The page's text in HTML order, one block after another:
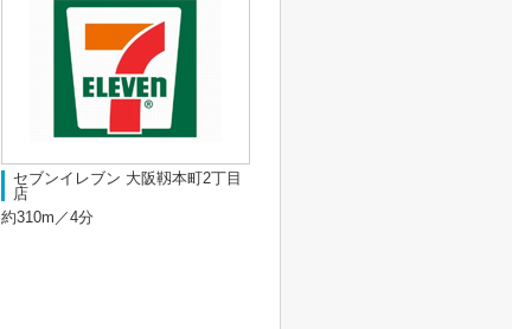
セブンイレブン 大阪靱本町2丁目
店
約310m／4分